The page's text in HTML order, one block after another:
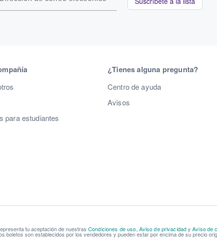
para estudiantes
¿Tienes alguna pregunta?
Centro de ayuda
Avisos
tu aceptación de nuestras Condiciones de uso Aviso de privacidadyAviso de
son establecidos por los vendedores y pueden estar por encima de su precio